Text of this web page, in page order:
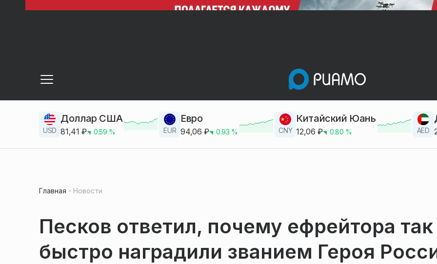
USD
Доллар США
81,41 ₽ 0.59 % EUR
Евро
94,06 ₽ 0.93 % CNY
Китайский Юань
12,06 ₽ 0.80 % AED
Главная Новости
Песков ответил, почему ефрейтора так
быстро наградили званием Героя